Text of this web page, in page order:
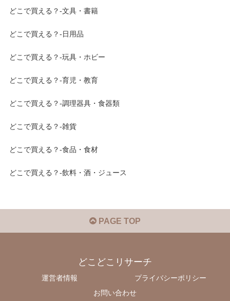
どこで買える？-文具・書籍
どこで買える？-日用品
どこで買える？-玩具・ホビー
どこで買える？-育児・教育
どこで買える？-調理器具・食器類
どこで買える？-雑貨
どこで買える？-食品・食材
どこで買える？-飲料・酒・ジュース
PAGE TOP
どこどこリサーチ
運営者情報
プライバシーポリシー
お問い合わせ